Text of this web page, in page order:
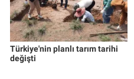
Türkiye'nin planlı tarım tarihi
değişti